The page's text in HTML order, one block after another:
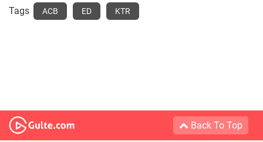
Tags ACB ED KTR
Back To Top